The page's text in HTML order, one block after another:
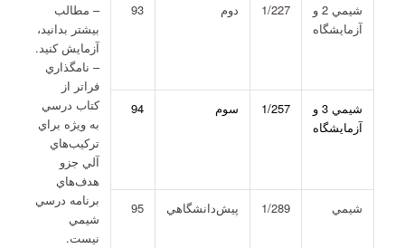
شيمي 2 و
آزمايشگاه
1/227 دوم 93
– مطالب
بيشتر بدانيد،
آزمايش كنيد.
– نامگذاري
فراتر از
كتاب درسي
به ويژه براي
تركيب‌هاي
آلي جزو
هدف‌هاي
برنامه درسي
شيمي
نيست.
شيمي 3 و
آزمايشگاه
1/257 سوم 94
شيمي 1/289 پيش‌دانشگاهي 95